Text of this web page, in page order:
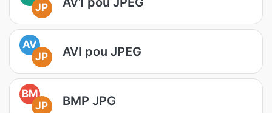
JP
AV
JP
AVI pou JPEG
BM
JP
BMP JPG